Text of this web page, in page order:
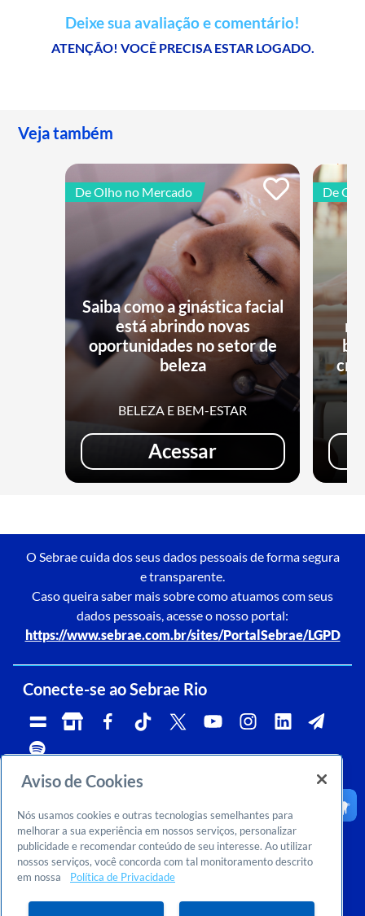
Deixe sua avaliação e comentário!
ATENÇÃO! VOCÊ PRECISA ESTAR LOGADO.
Veja também
De Olho no Mercado
Saiba como a ginástica facial
está abrindo novas
oportunidades no setor de
beleza
BELEZA E BEM-ESTAR
Acessar
De
O Sebrae cuida dos seus dados pessoais de forma segura
e transparente.
Caso queira saber mais sobre como atuamos com seus
dados pessoais, acesse o nosso portal:
https://www.sebrae.com.br/sites/PortalSebrae/LGPD
Conecte-se ao Sebrae Rio
Telefone:
0800 570 0800
Whatsapp e Telegram:
(21)96576-7825
Ouvidoria:
CNPJ:
29.737.103/0001-10
Email:
falesebraerio@rj.sebrae.com.br
Sebrae Inteligência de Mercado
Dúvidas? Consulte o FAQOu entre em contato conosco:
Aviso de Cookies
Nós usamos cookies e outras tecnologias semelhantes para
melhorar a sua experiência em nossos serviços, personalizar
publicidade e recomendar conteúdo de seu interesse. Ao utilizar
nossos serviços, você concorda com tal monitoramento descrito
em nossa
Política de Privacidade